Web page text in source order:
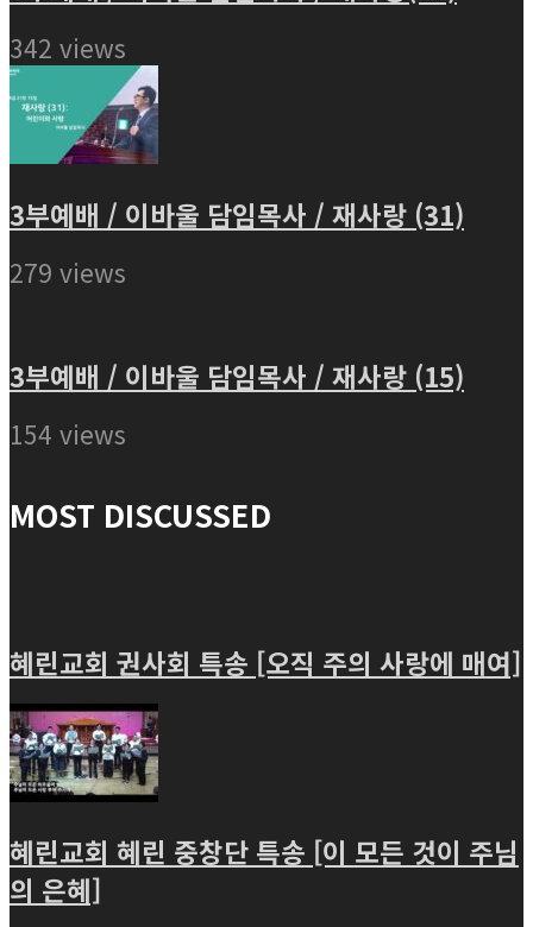
342 views
3부예배 / 이바울 담임목사 / 재사랑 (31)
279 views
3부예배 / 이바울 담임목사 / 재사랑 (15)
154 views
MOST DISCUSSED
혜린교회 권사회 특송 [오직 주의 사랑에 매여]
혜린교회 혜린 중창단 특송 [이 모든 것이 주님
의 은혜]